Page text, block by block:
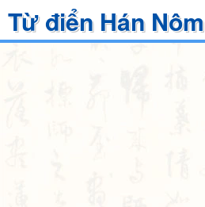
Từ điển Hán Nôm